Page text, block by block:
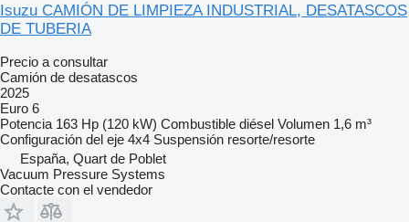
Isuzu CAMIÓN DE LIMPIEZA INDUSTRIAL, DESATASCOS
DE TUBERIA
Precio a consultar
Camión de desatascos
2025
Euro 6
Potencia 163 Hp (120 kW) Combustible diésel Volumen 1,6 m³
Configuración del eje 4x4 Suspensión resorte/resorte
España, Quart de Poblet
Vacuum Pressure Systems
Contacte con el vendedor